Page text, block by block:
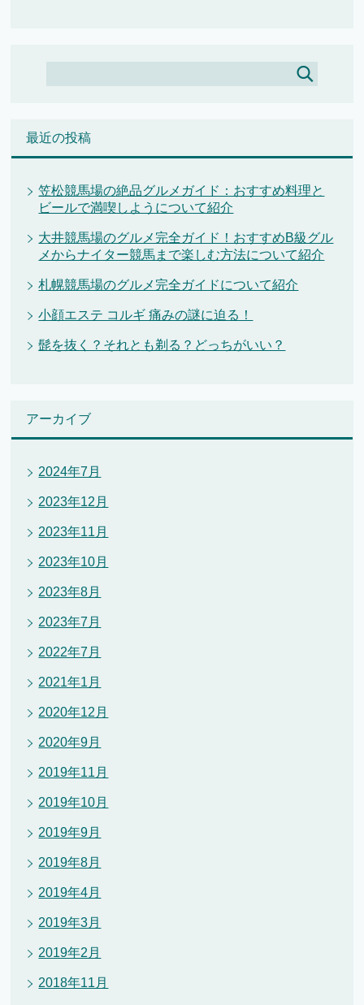
最近の投稿
笠松競馬場の絶品グルメガイド：おすすめ料理と
ビールで満喫しようについて紹介
大井競馬場のグルメ完全ガイド！おすすめB級グル
メからナイター競馬まで楽しむ方法について紹介
札幌競馬場のグルメ完全ガイドについて紹介
小顔エステ コルギ 痛みの謎に迫る！
髭を抜く？それとも剃る？どっちがいい？
アーカイブ
2024年7月
2023年12月
2023年11月
2023年10月
2023年8月
2023年7月
2022年7月
2021年1月
2020年12月
2020年9月
2019年11月
2019年10月
2019年9月
2019年8月
2019年4月
2019年3月
2019年2月
2018年11月